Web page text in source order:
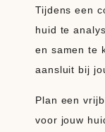
Tijdens een
huid te
en samen te
aansluit bij
Plan een
voor jouw